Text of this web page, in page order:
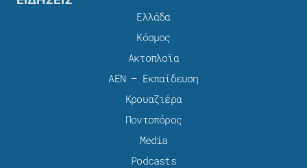
Ελλάδα
Κόσμος
Ακτοπλοϊα
ΑΕΝ – Εκπαίδευση
Κρουαζιέρα
Ποντοπόρος
Media
Podcasts